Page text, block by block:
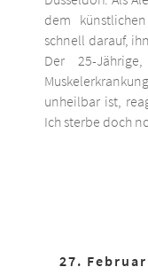
dem
schnell darauf,
Der 25-
unheilbar ist,
Ich sterbe doch
27.